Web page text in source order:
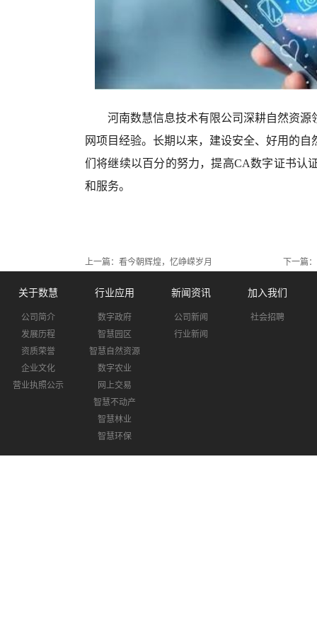
河南数慧信息技术有限公司深耕自然资
网项目经验。长期以来，建设安全、好用的
们将继续以百分的努力，提高CA数字证书认
和服务。
上一篇： 看今朝辉煌，忆峥嵘岁月 下一篇：
关于数慧
公司简介
发展历程
资质荣誉
企业文化
营业执照公示
行业应用
数字政府
智慧园区
智慧自然资源
数字农业
网上交易
智慧不动产
智慧林业
智慧环保
新闻资讯
公司新闻
行业新闻
加入我们
社会招聘